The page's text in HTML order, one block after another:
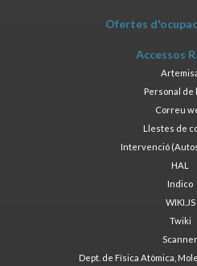
Ofertes
Accessos
Personal de
Correu
Llestes de
Intervenció
HAL
Indico
WIKI.JS
Twiki
Scanner
Dept. de Física Atòmica,